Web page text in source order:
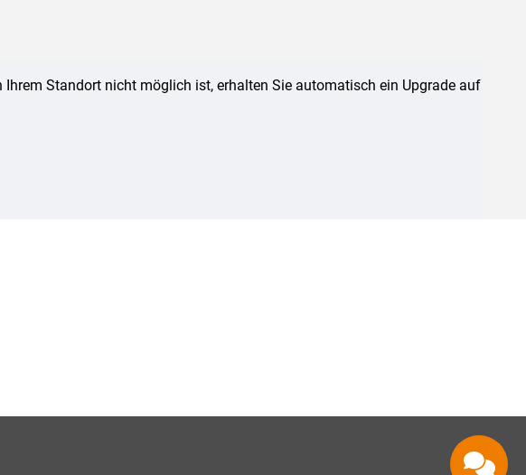
Standort nicht möglich ist, erhalten Sie automatisch ein Upgrade auf